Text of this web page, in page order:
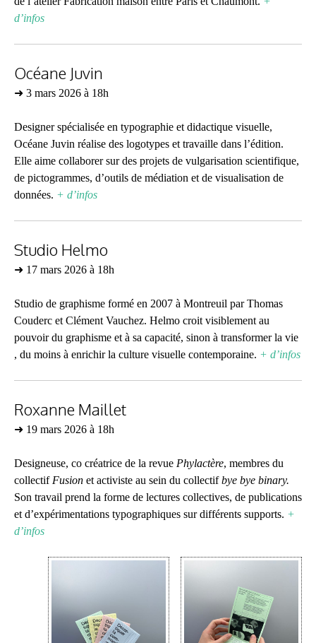
d’infos
Océane Juvin
➜ 3 mars 2026 à 18h
Designer spécialisée en typographie et didactique visuelle,
Océane Juvin réalise des logotypes et travaille dans l’édition.
Elle aime collaborer sur des projets de vulgarisation scientifique,
de pictogrammes, d’outils de médiation et de visualisation de
données. + d’infos
Studio Helmo
➜ 17 mars 2026 à 18h
Studio de graphisme formé en 2007 à Montreuil par Thomas
Couderc et Clément Vauchez. Helmo croit visiblement au
pouvoir du graphisme et à sa capacité, sinon à transformer la vie
, du moins à enrichir la culture visuelle contemporaine. + d’infos
Roxanne Maillet
➜ 19 mars 2026 à 18h
Designeuse, co créatrice de la revue Phylactère, membres du
collectif Fusion et activiste au sein du collectifbye bye binary.
Son travail prend la forme de lectures collectives, de publications
et d’expérimentations typographiques sur différents supports. +
d’infos